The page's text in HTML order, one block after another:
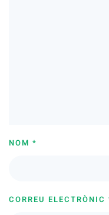
NOM *
CORREU ELECTRÒNIC